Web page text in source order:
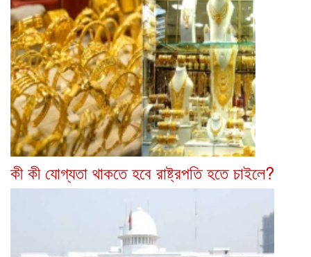
কী কী যোগ্যতা থাকতে হবে রাষ্ট্রপতি হতে চাইলে?